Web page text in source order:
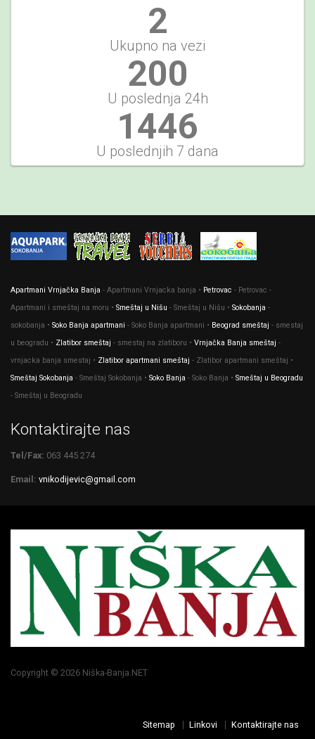
2
Ukupno na vezi
223
U poslednja 24h
1612
U poslednjih 7 dana
Apartmani Vrnjačka Banja - Apartmani Vrnjacka banja • Petrovac - Petrovac -
Apartmani i smeštaj na moru • Smeštaj u Nišu - Smeštaj u Nišu • Sokobanja -
sokobanja • Soko Banja apartmani - Soko Banja apartmani • Beograd smeštaj - smestaj
u beogradu • Zlatibor smeštaj - smestaj na zlatiboru • Vrnjačka Banja smeštaj -
vrnjacka banja smestaj • Zlatibor apartmani smeštaj - Zlatibor apartmani smeštaj •
Smeštaj Sokobanja - Smeštaj Sokobanja • Soko Banja - Soko Banja • Smeštaj u Beogradu
- Smeštaj u Beogradu
Kontaktirajte nas
Tel/Fax: 063 445 274
Email: vnikodijevic@gmail.com
Copyright © 2026 Niška-Banja.NET
Sitemap Linkovi Kontaktirajte nas